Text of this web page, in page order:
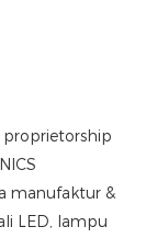
proprietorship
manufaktur &
LED, lampu